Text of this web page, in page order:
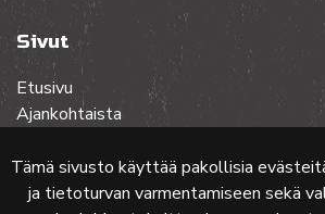
Tämä sivusto käyttää pakollisia
ja tietoturvan varmentamiseen sekä
Sivut
Etusivu
Ajankohtaista
Lehdet
Yhteistyössä